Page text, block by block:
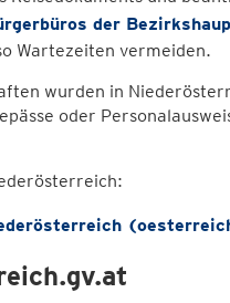
der
Wartezeiten vermeiden.
wurden in
oder